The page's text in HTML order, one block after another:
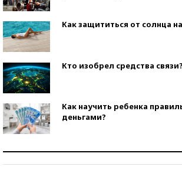
Как защититься от солнца
Кто изобрел средства связи?
Как научить ребенка
деньгами?